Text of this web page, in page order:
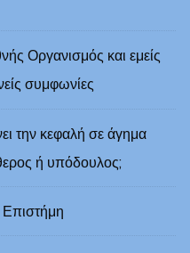
Οργανισμός και εμείς
συμφωνίες
την κεφαλή σε άγημα
ή υπόδουλος;